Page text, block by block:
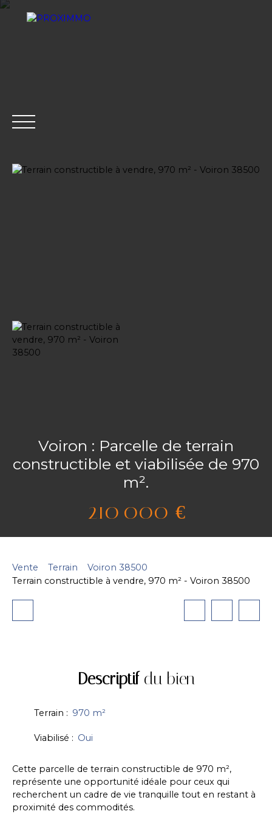
Voiron : Parcelle de terrain
constructible et viabilisée de 970
m².
210 000 €
Vente Terrain
Voiron 38500
Terrain constructible à vendre, 970 m² - Voiron 38500
Descriptifdu bien
Terrain : 970 m²
Viabilisé : Oui
Cette parcelle de terrain constructible de 970 m²,
représente une opportunité idéale pour ceux qui
recherchent un cadre de vie tranquille tout en restant à
proximité des commodités.